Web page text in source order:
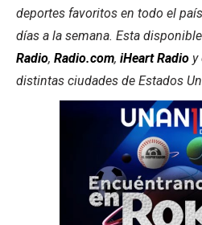
deportes favoritos en todo el
días a la semana. Esta
Radio, Radio.com, iHeart Radio y
distintas ciudades de Estados